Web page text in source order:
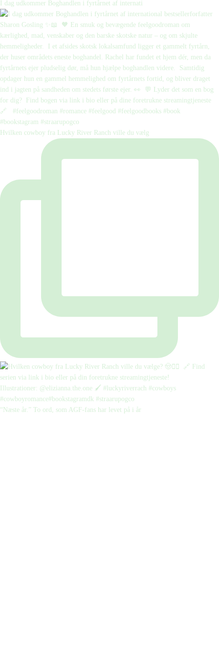
I dag udkommer Boghandlen i fyrtårnet af internati
Hvilken cowboy fra Lucky River Ranch ville du vælg
“Næste år.” To ord, som AGF-fans har levet på i år